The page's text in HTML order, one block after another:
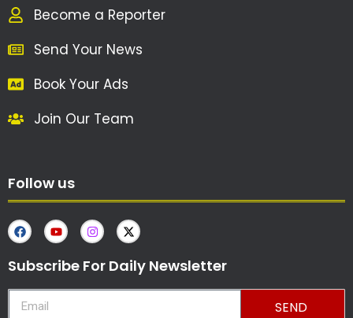
Become a Reporter
Send Your News
Book Your Ads
Join Our Team
Follow us
Subscribe For Daily Newsletter
SEND